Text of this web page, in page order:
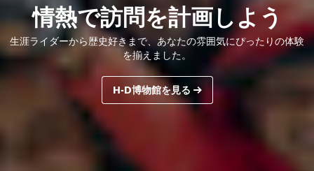
情熱で訪問を計画しよう
生涯ライダーから歴史好きまで、あなたの雰囲気にぴったりの体験
を揃えました。
H-D博物館を見る